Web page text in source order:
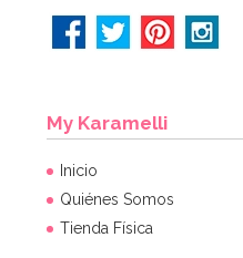
My Karamelli
Inicio
Quiénes Somos
Tienda Física